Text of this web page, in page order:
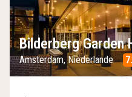
Bilderberg Garden
Amsterdam, Niederlande